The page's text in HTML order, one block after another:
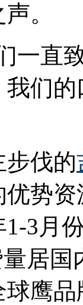
。
一直
们
伐的
势
3月
居
鹰